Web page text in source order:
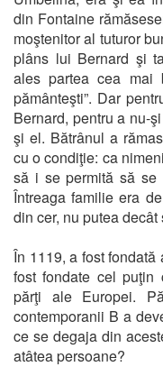
din Fontaine
moştenitor al tuturor
plâns lui Bernard şi
ales partea cea mai
pământeşti”. Dar
Bernard, pentru a nu-
şi el. Bătrânul a
cu o condiţie: ca
să i se permită să se
Întreaga familie era
din cer, nu putea
În 1119, a fost
fost fondate cel
părţi ale Europei.
contemporanii B a
ce se degaja din
atâtea persoane?